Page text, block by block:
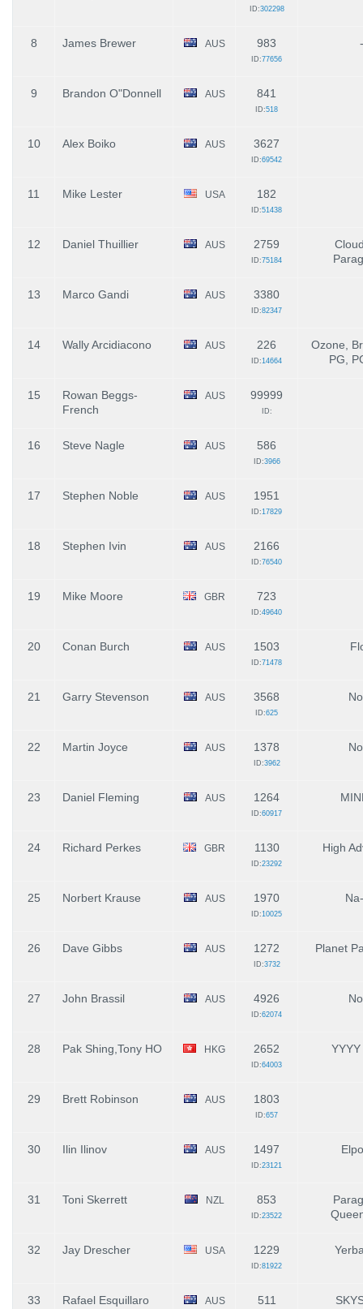
ID:302298
8 James Brewer AUS 983
ID:77656
-
9 Brandon O"Donnell AUS 841
ID:518
10 Alex Boiko AUS 3627
ID:69542
11 Mike Lester USA 182
ID:51438
12 Daniel Thuillier AUS 2759
ID:75184
13 Marco Gandi AUS 3380
ID:82347
14 Wally Arcidiacono AUS 226
ID:14664
Ozone,
PG,
15
Rowan Beggs-
French
AUS 99999
ID:
16 Steve Nagle AUS 586
ID:3966
17 Stephen Noble AUS 1951
ID:17829
18 Stephen Ivin AUS 2166
ID:76540
19 Mike Moore GBR 723
ID:49640
20 Conan Burch AUS 1503
ID:71478
21 Garry Stevenson AUS 3568
ID:625
22 Martin Joyce AUS 1378
ID:3962
23 Daniel Fleming AUS 1264
ID:60917
24 Richard Perkes GBR 1130
ID:23292
High
25 Norbert Krause AUS 1970
ID:10025
26 Dave Gibbs AUS 1272
ID:3732
Planet
27 John Brassil AUS 4926
ID:62074
28 Pak Shing,Tony HO HKG 2652
ID:64003
29 Brett Robinson AUS 1803
ID:657
30 Ilin Ilinov AUS 1497
ID:23121
31 Toni Skerrett NZL 853
ID:23522
32 Jay Drescher USA 1229
ID:81922
33 Rafael Esquillaro AUS 511